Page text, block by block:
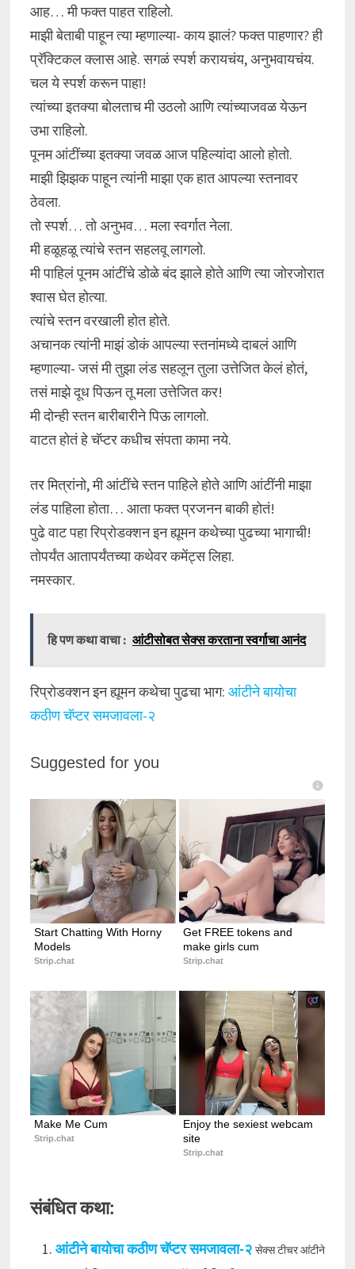
आह… मी फक्त पाहत राहिलो.
माझी बेताबी पाहून त्या म्हणाल्या- काय झालं? फक्त पाहणार? ही
प्रॅक्टिकल क्लास आहे. सगळं स्पर्श करायचंय, अनुभवायचंय.
चल ये स्पर्श करून पाहा!
त्यांच्या इतक्या बोलताच मी उठलो आणि त्यांच्याजवळ येऊन
उभा राहिलो.
पूनम आंटींच्या इतक्या जवळ आज पहिल्यांदा आलो होतो.
माझी झिझक पाहून त्यांनी माझा एक हात आपल्या स्तनावर
ठेवला.
तो स्पर्श… तो अनुभव… मला स्वर्गात नेला.
मी हळूहळू त्यांचे स्तन सहलवू लागलो.
मी पाहिलं पूनम आंटींचे डोळे बंद झाले होते आणि त्या जोरजोरात
श्वास घेत होत्या.
त्यांचे स्तन वरखाली होत होते.
अचानक त्यांनी माझं डोकं आपल्या स्तनांमध्ये दाबलं आणि
म्हणाल्या- जसं मी तुझा लंड सहलून तुला उत्तेजित केलं होतं,
तसं माझे दूध पिऊन तू मला उत्तेजित कर!
मी दोन्ही स्तन बारीबारीने पिऊ लागलो.
वाटत होतं हे चॅप्टर कधीच संपता कामा नये.
तर मित्रांनो, मी आंटींचे स्तन पाहिले होते आणि आंटींनी माझा
लंड पाहिला होता… आता फक्त प्रजनन बाकी होतं!
पुढे वाट पहा रिप्रोडक्शन इन ह्यूमन कथेच्या पुढच्या भागाची!
तोपर्यंत आतापर्यंतच्या कथेवर कमेंट्स लिहा.
नमस्कार.
हि पण कथा वाचा : आंटीसोबत सेक्स करताना स्वर्गाचा आनंद
रिप्रोडक्शन इन ह्यूमन कथेचा पुढचा भाग: आंटीने बायोचा
कठीण चॅप्टर समजावला-२
Suggested for you
Start Chatting With Horny
Models
Strip.chat
Get FREE tokens and
make girls cum
Strip.chat
Make Me Cum
Strip.chat
Enjoy the sexiest webcam
site
Strip.chat
संबंधित कथा:
आंटीने बायोचा कठीण चॅप्टर समजावला-२ सेक्स टीचर आंटीने